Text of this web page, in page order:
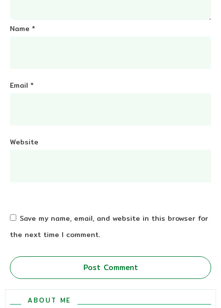
Name *
Email *
Website
Save my name, email, and website in this browser for
the next time I comment.
Post Comment
ABOUT ME